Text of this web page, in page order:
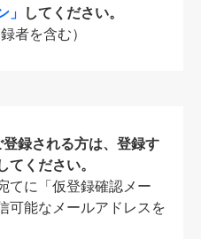
」 してください。
者を含む）
録される方は、登録す
ください。
てに「仮登録確認メー
可能なメールアドレスを